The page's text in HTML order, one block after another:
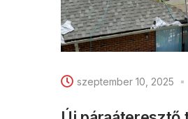
szeptember 10, 2025